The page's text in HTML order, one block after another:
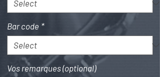
Bar code *
Vos remarques (optional)